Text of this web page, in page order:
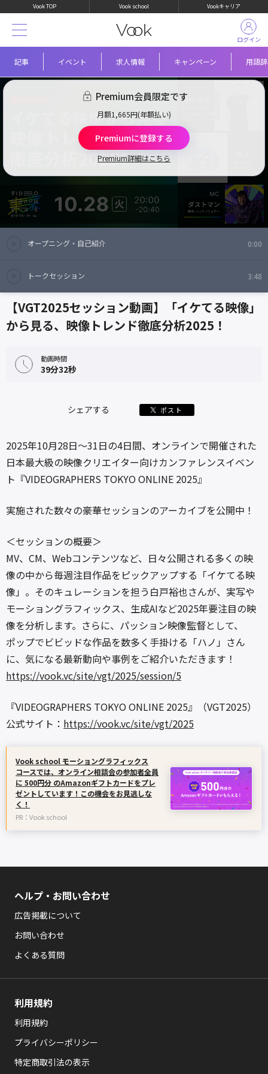
Vook TOP Vook school Vookキャリア
記事 イベント 求人情報 キャンペーン 用語
ログイン
オープニング・自己紹介 0:00
トークセッション 3:48
Premium会員限定です
月額1,665円(年額払い)
Premiumに登録する
Premium詳細はこちら
【VGT2025セッション動画】「イケてる映像」
から見る、映像トレンド徹底分析2025！
動画時間
39分32秒
シェアする ポスト
2025年10月28日〜31日の4日間、オンラインで開催された
日本最大級の映像クリエイター向けカンファレンスイベン
ト『VIDEOGRAPHERS TOKYO ONLINE 2025』
実施された数々の豪華セッションのアーカイブを公開中！
＜セッションの概要＞
MV、CM、Webコンテンツなど、日々公開される多くの映
像の中から毎週注目作品をピックアップする「イケてる映
像」。そのキュレーションを担う白戸裕也さんが、実写や
モーショングラフィックス、生成AIなど2025年要注目の映
像を分析します。さらに、パッション映像監督として、
ポップでビビッドな作品を数多く手掛ける「ハノ」さん
に、気になる最新動向や事例をご紹介いただきます！
https://vook.vc/site/vgt/2025/session/5
『VIDEOGRAPHERS TOKYO ONLINE 2025』（VGT2025）
公式サイト： https://vook.vc/site/vgt/2025
Vook school モーショングラフィックス
コースでは、オンライン相談会の参加者全員
に 500円分 のAmazonギフトカードをプレ
ゼントしています！この機会をお見逃しな
く！
PR：Vook school
ヘルプ・お問い合わせ
広告掲載について
お問い合わせ
よくある質問
利用規約
利用規約
プライバシーポリシー
特定商取引法の表示